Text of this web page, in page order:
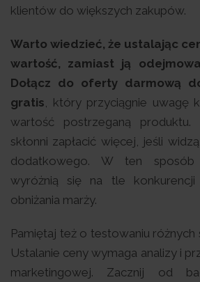
klientów do większych zakupów.
Warto wiedzieć, że ustalając
wartość, zamiast ją
Dołącz do oferty darmową
gratis , który przyciągnie uwagę
wartość postrzeganą
skłonni zapłacić więcej, jeśli
dodatkowego. W ten
wyróżnią się na tle konkurencji
obniżania marży.
Pamiętaj też o testowaniu różnych
Ustalanie ceny wymaga analizy i
marketingowej. Zacznij od